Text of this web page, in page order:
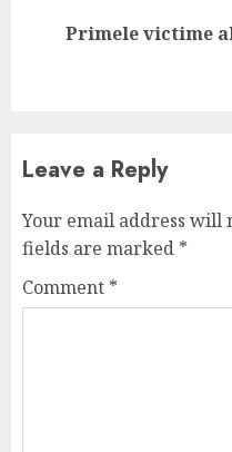
NextPrimele victime
Leave a Reply
Your email address will
fields are marked *
Comment *